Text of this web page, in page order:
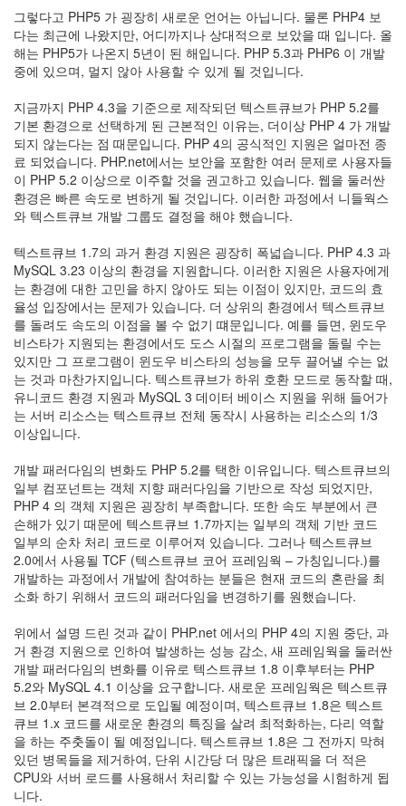
그렇다고 PHP5 가 굉장히 새로운 언어는 아닙니다. 물론 PHP4 보
다는 최근에 나왔지만, 어디까지나 상대적으로 보았을 때 입니다. 올
해는 PHP5가 나온지 5년이 된 해입니다. PHP 5.3과 PHP6 이 개발
중에 있으며, 멀지 않아 사용할 수 있게 될 것입니다.
지금까지 PHP 4.3을 기준으로 제작되던 텍스트큐브가 PHP 5.2를
기본 환경으로 선택하게 된 근본적인 이유는, 더이상 PHP 4 가 개발
되지 않는다는 점 때문입니다. PHP 4의 공식적인 지원은 얼마전 종
료 되었습니다. PHP.net에서는 보안을 포함한 여러 문제로 사용자들
이 PHP 5.2 이상으로 이주할 것을 권고하고 있습니다. 웹을 둘러싼
환경은 빠른 속도로 변하게 될 것입니다. 이러한 과정에서 니들웍스
와 텍스트큐브 개발 그룹도 결정을 해야 했습니다.
텍스트큐브 1.7의 과거 환경 지원은 굉장히 폭넓습니다. PHP 4.3 과
MySQL 3.23 이상의 환경을 지원합니다. 이러한 지원은 사용자에게
는 환경에 대한 고민을 하지 않아도 되는 이점이 있지만, 코드의 효
율성 입장에서는 문제가 있습니다. 더 상위의 환경에서 텍스트큐브
를 돌려도 속도의 이점을 볼 수 없기 떄문입니다. 예를 들면, 윈도우
비스타가 지원되는 환경에서도 도스 시절의 프로그램을 돌릴 수는
있지만 그 프로그램이 윈도우 비스타의 성능을 모두 끌어낼 수는 없
는 것과 마찬가지입니다. 텍스트큐브가 하위 호환 모드로 동작할 때,
유니코드 환경 지원과 MySQL 3 데이터 베이스 지원을 위해 들어가
는 서버 리소스는 텍스트큐브 전체 동작시 사용하는 리소스의 1/3
이상입니다.
개발 패러다임의 변화도 PHP 5.2를 택한 이유입니다. 텍스트큐브의
일부 컴포넌트는 객체 지향 패러다임을 기반으로 작성 되었지만,
PHP 4 의 객체 지원은 굉장히 부족합니다. 또한 속도 부분에서 큰
손해가 있기 때문에 텍스트큐브 1.7까지는 일부의 객체 기반 코드
일부의 순차 처리 코드로 이루어져 있습니다. 그러나 텍스트큐브
2.0에서 사용될 TCF (텍스트큐브 코어 프레임웍 – 가칭입니다.)를
개발하는 과정에서 개발에 참여하는 분들은 현재 코드의 혼란을 최
소화 하기 위해서 코드의 패러다임을 변경하기를 원했습니다.
위에서 설명 드린 것과 같이 PHP.net 에서의 PHP 4의 지원 중단, 과
거 환경 지원으로 인하여 발생하는 성능 감소, 새 프레임웍을 둘러싼
개발 패러다임의 변화를 이유로 텍스트큐브 1.8 이후부터는 PHP
5.2와 MySQL 4.1 이상을 요구합니다. 새로운 프레임웍은 텍스트큐
브 2.0부터 본격적으로 도입될 예정이며, 텍스트큐브 1.8은 텍스트
큐브 1.x 코드를 새로운 환경의 특징을 살려 최적화하는, 다리 역할
을 하는 주춧돌이 될 예정입니다. 텍스트큐브 1.8은 그 전까지 막혀
있던 병목들을 제거하여, 단위 시간당 더 많은 트래픽을 더 적은
CPU와 서버 로드를 사용해서 처리할 수 있는 가능성을 시험하게 됩
니다.
by
LonnieNa